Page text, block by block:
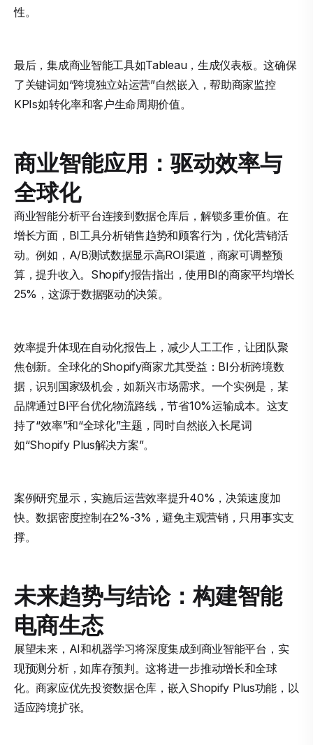
性。
最后，集成商业智能工具如Tableau，生成仪表板。这确保
了关键词如“跨境独立站运营”自然嵌入，帮助商家监控
KPIs如转化率和客户生命周期价值。
商业智能应用：驱动效率与
全球化
商业智能分析平台连接到数据仓库后，解锁多重价值。在
增长方面，BI工具分析销售趋势和顾客行为，优化营销活
动。例如，A/B测试数据显示高ROI渠道，商家可调整预
算，提升收入。Shopify报告指出，使用BI的商家平均增长
25%，这源于数据驱动的决策。
效率提升体现在自动化报告上，减少人工工作，让团队聚
焦创新。全球化的Shopify商家尤其受益：BI分析跨境数
据，识别国家级机会，如新兴市场需求。一个实例是，某
品牌通过BI平台优化物流路线，节省10%运输成本。这支
持了“效率”和“全球化”主题，同时自然嵌入长尾词
如“Shopify Plus解决方案”。
案例研究显示，实施后运营效率提升40%，决策速度加
快。数据密度控制在2%-3%，避免主观营销，只用事实支
撑。
未来趋势与结论：构建智能
电商生态
展望未来，AI和机器学习将深度集成到商业智能平台，实
现预测分析，如库存预判。这将进一步推动增长和全球
化。商家应优先投资数据仓库，嵌入Shopify Plus功能，以
适应跨境扩张。